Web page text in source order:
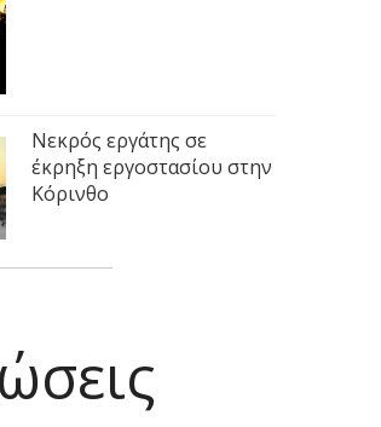
Νεκρός εργάτης σε
έκρηξη εργοστασίου στην
Κόρινθο